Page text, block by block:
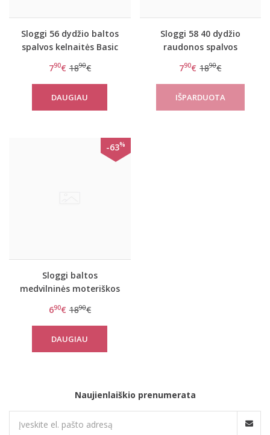
Sloggi 56 dydžio baltos
spalvos kelnaitės Basic
790€ 1890€
DAUGIAU
Sloggi 58 40 dydžio
raudonos spalvos
xmas
790€ 1890€
-63%
Sloggi baltos
medvilninės moteriškos
Maxi C3P
690€ 1890€
DAUGIAU
Naujienlaiškio prenumerata